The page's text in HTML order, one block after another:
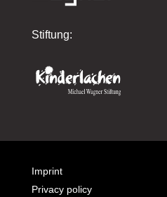
Stiftung:
Imprint
Privacy policy